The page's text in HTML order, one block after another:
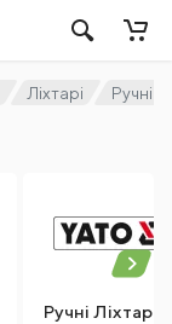
Ліхтарі Ручні
Ручні